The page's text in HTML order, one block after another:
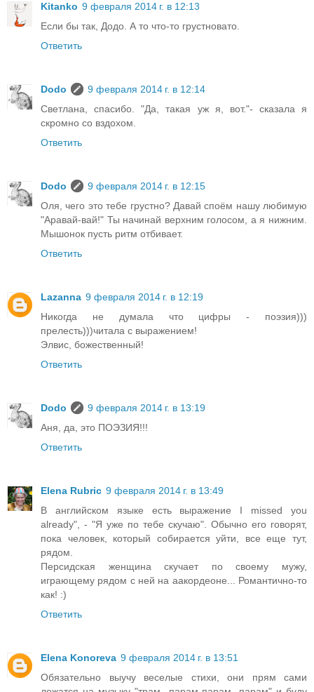
Kitanko 9 февраля 2014 г. в 12:13
Если бы так, Додо. А то что-то грустновато.
Ответить
Dodo
9 февраля 2014 г. в 12:14
Светлана, спасибо. "Да, такая уж я, вот."- сказала я
скромно со вздохом.
Ответить
Dodo
9 февраля 2014 г. в 12:15
Оля, чего это тебе грустно? Давай споём нашу любимую
"Аравай-вай!" Ты начинай верхним голосом, а я нижним.
Мышонок пусть ритм отбивает.
Ответить
Lazanna 9 февраля 2014 г. в 12:19
Никогда не думала что цифры - поэзия)))
прелесть)))читала с выражением!
Элвис, божественный!
Ответить
Dodo
9 февраля 2014 г. в 13:19
Аня, да, это ПОЭЗИЯ!!!
Ответить
Elena Rubric 9 февраля 2014 г. в 13:49
В английском языке есть выражение I missed you
already", - "Я уже по тебе скучаю". Обычно его говорят,
пока человек, который собирается уйти, все еще тут,
рядом.
Персидская женщина скучает по своему мужу,
играющему рядом с ней на аакордеоне... Романтично-то
как! :)
Ответить
Elena Konoreva 9 февраля 2014 г. в 13:51
Обязательно выучу веселые стихи, они прям сами